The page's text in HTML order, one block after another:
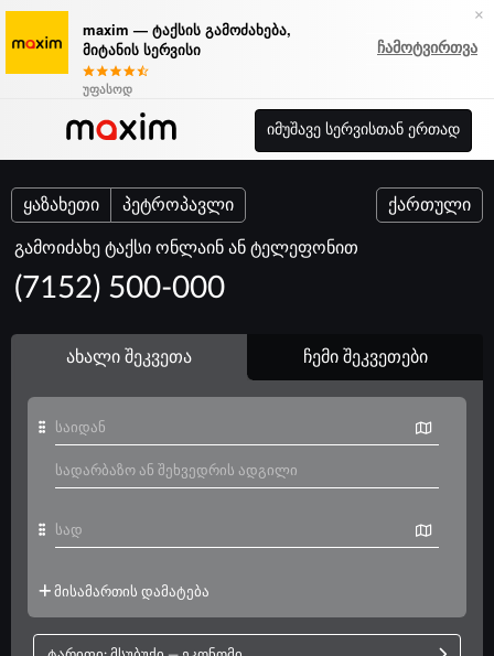
×
maxim — ტაქსის გამოძახება,
მიტანის სერვისი
უფასოდ
ჩამოტვირთვა
იმუშავე სერვისთან ერთად
ყაზახეთი პეტროპავლი ქართული
გამოიძახე ტაქსი ონლაინ ან ტელეფონით
(7152) 500-000